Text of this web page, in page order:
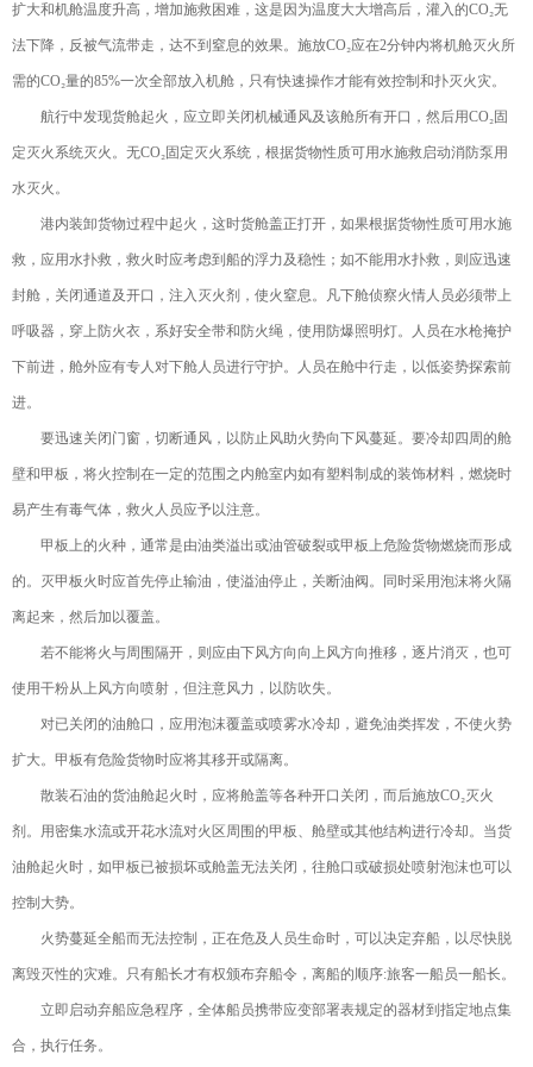
扩大和机舱温度升高，增加施救困难，这是因为温度大大增高后，灌入的CO₂无
法下降，反被气流带走，达不到窒息的效果。施放CO₂应在2分钟内将机舱灭火所
需的CO₂量的85%一次全部放入机舱，只有快速操作才能有效控制和扑灭火灾。
航行中发现货舱起火，应立即关闭机械通风及该舱所有开口，然后用CO₂固
定灭火系统灭火。无CO₂固定灭火系统，根据货物性质可用水施救启动消防泵用
水灭火。
港内装卸货物过程中起火，这时货舱盖正打开，如果根据货物性质可用水施
救，应用水扑救，救火时应考虑到船的浮力及稳性；如不能用水扑救，则应迅速
封舱，关闭通道及开口，注入灭火剂，使火窒息。凡下舱侦察火情人员必须带上
呼吸器，穿上防火衣，系好安全带和防火绳，使用防爆照明灯。人员在水枪掩护
下前进，舱外应有专人对下舱人员进行守护。人员在舱中行走，以低姿势探索前
进。
要迅速关闭门窗，切断通风，以防止风助火势向下风蔓延。要冷却四周的舱
壁和甲板，将火控制在一定的范围之内舱室内如有塑料制成的装饰材料，燃烧时
易产生有毒气体，救火人员应予以注意。
甲板上的火种，通常是由油类溢出或油管破裂或甲板上危险货物燃烧而形成
的。灭甲板火时应首先停止输油，使溢油停止，关断油阀。同时采用泡沫将火隔
离起来，然后加以覆盖。
若不能将火与周围隔开，则应由下风方向向上风方向推移，逐片消灭，也可
使用干粉从上风方向喷射，但注意风力，以防吹失。
对已关闭的油舱口，应用泡沫覆盖或喷雾水冷却，避免油类挥发，不使火势
扩大。甲板有危险货物时应将其移开或隔离。
散装石油的货油舱起火时，应将舱盖等各种开口关闭，而后施放CO₂灭火
剂。用密集水流或开花水流对火区周围的甲板、舱壁或其他结构进行冷却。当货
油舱起火时，如甲板已被损坏或舱盖无法关闭，往舱口或破损处喷射泡沫也可以
控制大势。
火势蔓延全船而无法控制，正在危及人员生命时，可以决定弃船，以尽快脱
离毁灭性的灾难。只有船长才有权颁布弃船令，离船的顺序:旅客一船员一船长。
立即启动弃船应急程序，全体船员携带应变部署表规定的器材到指定地点集
合，执行任务。